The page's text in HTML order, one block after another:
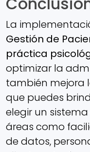
La
Gestión de
práctica
optimizar la
también mejora
que puedes
elegir un
áreas como
de datos,